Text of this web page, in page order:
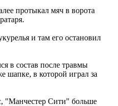
протыкал мяч в ворота
и там его остановил
в состав после травмы
шапке, в которой играл за
"Манчестер Сити" больше